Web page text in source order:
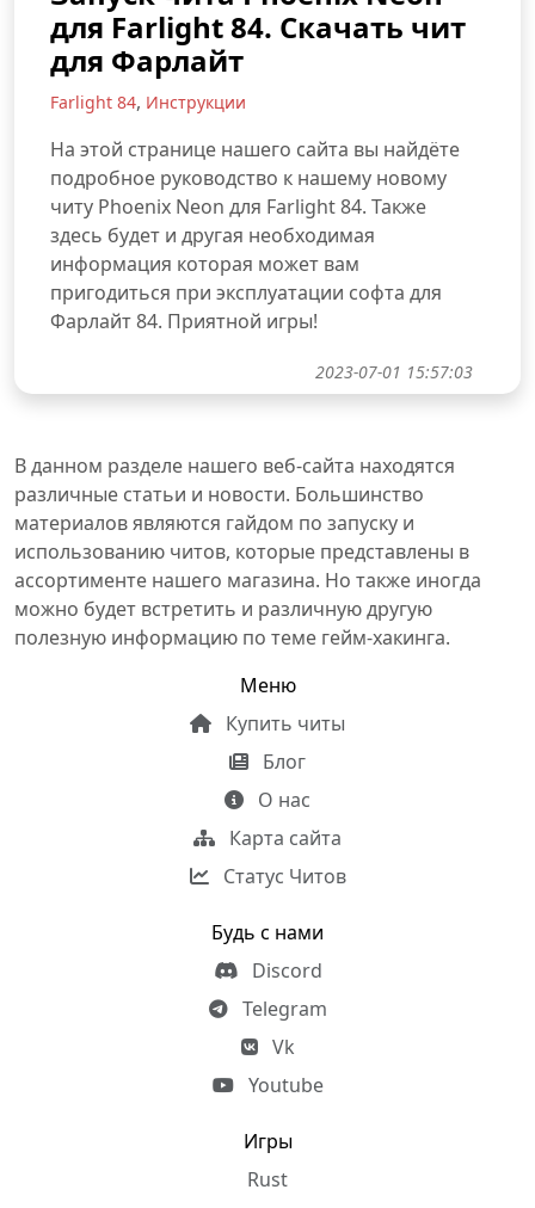
для Farlight 84. Скачать чит
для Фарлайт
Farlight 84, Инструкции
На этой странице нашего сайта вы найдёте
подробное руководство к нашему новому
читу Phoenix Neon для Farlight 84. Также
здесь будет и другая необходимая
информация которая может вам
пригодиться при эксплуатации софта для
Фарлайт 84. Приятной игры!
2023-07-01 15:57:03
В данном разделе нашего веб-сайта находятся
различные статьи и новости. Большинство
материалов являются гайдом по запуску и
использованию читов, которые представлены в
ассортименте нашего магазина. Но также иногда
можно будет встретить и различную другую
полезную информацию по теме гейм-хакинга.
Меню
Купить читы
Блог
О нас
Карта сайта
Статус Читов
Будь с нами
Discord
Telegram
Vk
Youtube
Игры
Rust